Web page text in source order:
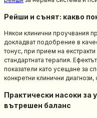
Рейши и сънят: какво
Някои клинични проучвания
докладват подобрение в
тонус, при прием на екстракти
стандартната терапия.
показатели като усещане за
конкретни клинични
Практически насоки за
вътрешен баланс